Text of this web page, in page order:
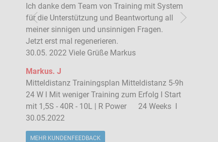
Ich danke dem Team von Training mit System
für die Unterstützung und Beantwortung all
meiner sinnigen und unsinnigen Fragen.
Jetzt erst mal regenerieren.
30.05. 2022 Viele Grüße Markus
Markus. J
Mitteldistanz Trainingsplan Mitteldistanz 5-9h
24 W l Mit weniger Training zum Erfolg I Start
mit 1,5S - 40R - 10L | R Power 24 Weeks I
30.05.2022
MEHR KUNDENFEEDBACK